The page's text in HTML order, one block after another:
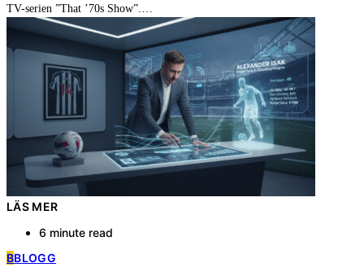
TV-serien ”That ’70s Show”.…
LÄS MER
6 minute read
BBLOGG